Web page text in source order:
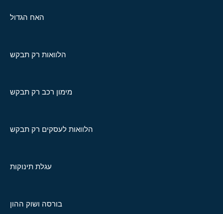
האח הגדול
הלוואות רק תבקש
מימון רכב רק תבקש
הלוואות לעסקים רק תבקש
עגלת תינוקות
בורסה ושוק ההון